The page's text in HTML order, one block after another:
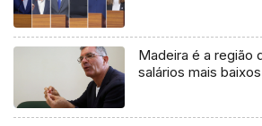
Madeira é a região
salários mais